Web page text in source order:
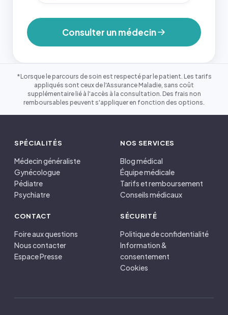
Consulter un médecin
*Lorsque le parcours de soin est respecté par le patient. Les tarifs
appliqués sont ceux de l'Assurance Maladie, sans coût
supplémentaire lié à l'accès à la consultation. Des frais non
remboursables peuvent s'appliquer en fonction des options.
SPÉCIALITÉS
Médecin généraliste
Gynécologue
Pédiatre
Psychiatre
NOS SERVICES
Blog médical
Équipe médicale
Tarifs et remboursement
Conseils médicaux
CONTACT
Foire aux questions
Nous contacter
Espace Presse
SÉCURITÉ
Politique de confidentialité
Information &
consentement
Cookies